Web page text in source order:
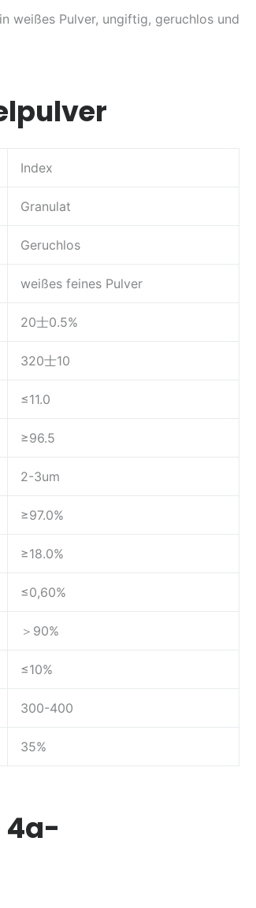
weißes Pulver, ungiftig, geruchlos und
Index
Granulat
Geruchlos
weißes feines Pulver
20士0.5%
320士10
≤11.0
≥96.5
2-3um
≥97.0%
≥18.0%
≤0,60%
＞90%
≤10%
300-400
35%
4a-